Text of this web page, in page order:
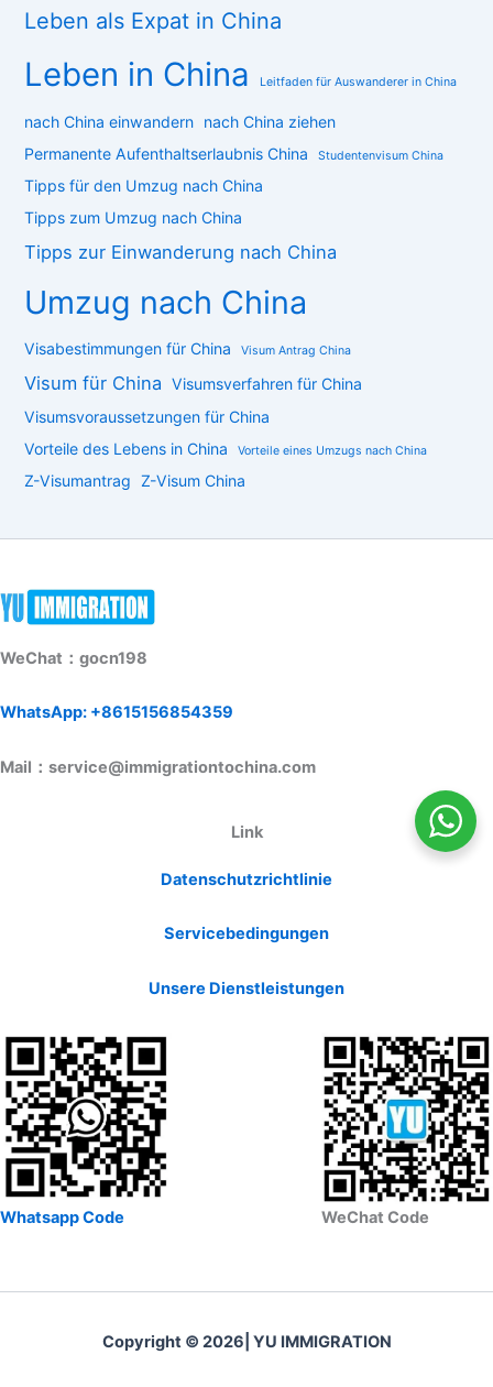
Leben als Expat in China
Leben in China Leitfaden für Auswanderer in China
nach China einwandern nach China ziehen
Permanente Aufenthaltserlaubnis China
Studentenvisum China
Tipps für den Umzug nach China
Tipps zum Umzug nach China
Tipps zur Einwanderung nach China
Umzug nach China
Visabestimmungen für China Visum Antrag China
Visum für China
Visumsverfahren für China
Visumsvoraussetzungen für China
Vorteile des Lebens in China
Vorteile eines Umzugs nach China
Z-Visumantrag Z-Visum China
WeChat：gocn198
WhatsApp: +8615156854359
Mail：service@immigrationtochina.com
Link
Datenschutzrichtlinie
Servicebedingungen
Unsere Dienstleistungen
Whatsapp Code WeChat Code
Copyright © 2026| YU IMMIGRATION